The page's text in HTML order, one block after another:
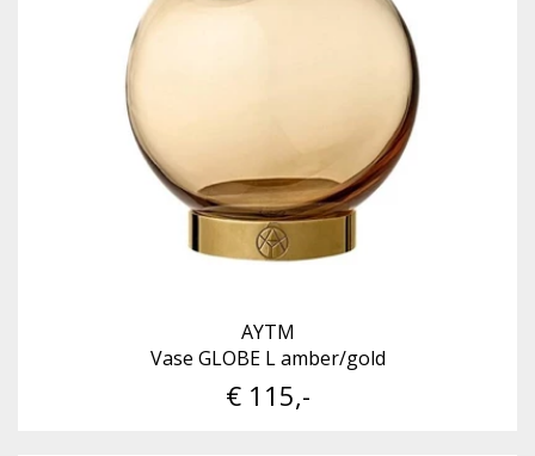
AYTM
Vase GLOBE L amber/gold
€ 115,-